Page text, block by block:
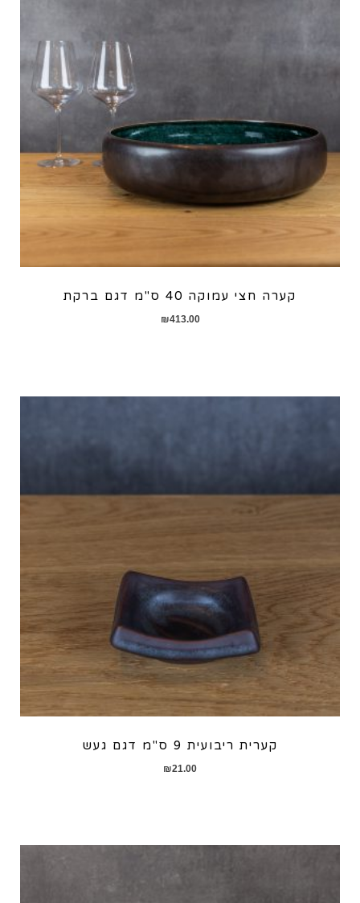
קערה חצי עמוקה 40 ס"מ דגם ברקת
₪413.00
קערית ריבועית 9 ס"מ דגם געש
₪21.00